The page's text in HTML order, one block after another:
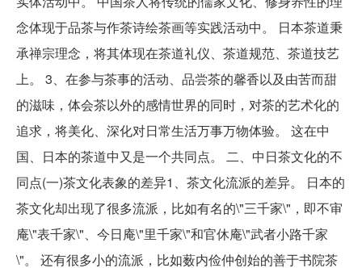
念体现于品茶与作茶诗绘茶画等实践活动中。 日本茶道秉
承禅宗理念，将其体现在茶道礼仪、茶道规范、茶道技艺
上。 3、在参与茶事的活动、品尝茶的馨香以及由苦而甜
的滋味，体会茶以外的感情世界的同时，对茶的艺术化的
追求，将美化、深化对日常生活万事万物体验。 这在中
国、日本的茶道中又是一个共同点。 二、中日茶文化的不
同点(一)茶文化表象的差异1、茶文化流派的差异。 日本的
茶文化却出现了很多流派，比如有名的\"三千家\"，即不审
庵\"表千家\"、今日庵\"里千家\"和官休庵\"武者小路千家
\"。 还有很多小的流派，比如薮内俭仲创始的善于书院茶